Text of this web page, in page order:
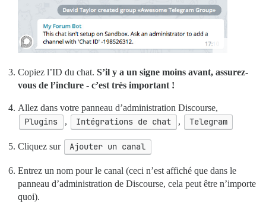
Copiez l’ID du chat. S’il y a un signe moins avant, assurez-
vous de l’inclure - c’est très important !
Allez dans votre panneau d’administration Discourse,
Plugins , Intégrations de chat , Telegram
Cliquez sur Ajouter un canal
Entrez un nom pour le canal (ceci n’est affiché que dans le
panneau d’administration de Discourse, cela peut être n’importe
quoi).